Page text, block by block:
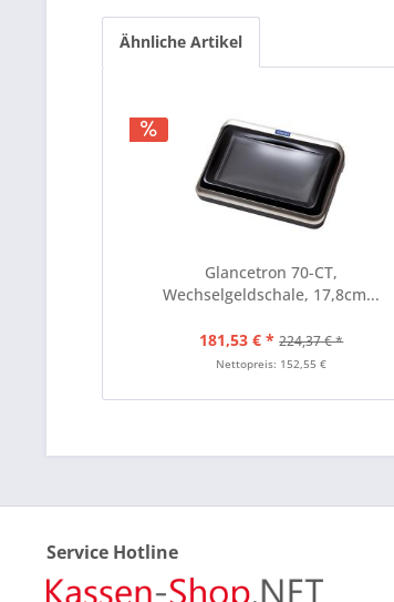
Ähnliche Artikel
Glancetron 70-CT,
Wechselgeldschale, 17,8cm...
181,53 € * 224,37 € *
Nettopreis: 152,55 €
Service Hotline